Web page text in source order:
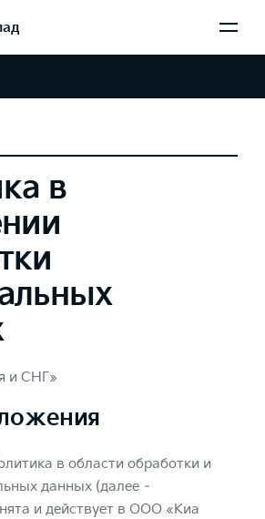
товарные знаки
в
и СНГ»
в области обработки и
данных (далее –
и действует в ООО «Киа